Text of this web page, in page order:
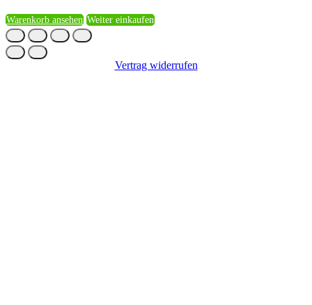
Warenkorb ansehen Weiter einkaufen
Vertrag widerrufen